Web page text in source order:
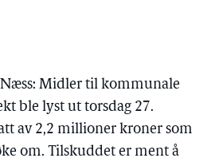
Midler til kommunale
ble lyst ut torsdag 27.
av 2,2 millioner kroner som
om. Tilskuddet er ment å